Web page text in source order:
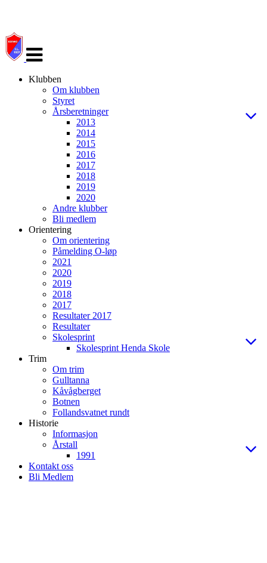
navigasjon
Klubben
Om klubben
Styret
Årsberetninger
2013
2014
2015
2016
2017
2018
2019
2020
Andre klubber
Bli medlem
Orientering
Om orientering
Påmelding O-løp
2021
2020
2019
2018
2017
Resultater 2017
Resultater
Skolesprint
Skolesprint Henda Skole
Trim
Om trim
Gulltanna
Kåvågberget
Botnen
Follandsvatnet rundt
Historie
Informasjon
Årstall
1991
Kontakt oss
Bli Medlem